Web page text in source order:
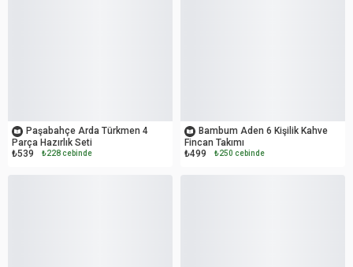
Paşabahçe Arda Türkmen 4
Parça Hazırlık Seti
₺539
₺228 cebinde
Bambum Aden 6 Kişilik Kahve
Fincan Takımı
₺499
₺250 cebinde